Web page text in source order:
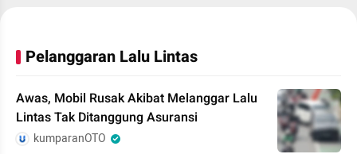
Pelanggaran Lalu Lintas
Awas, Mobil Rusak Akibat Melanggar Lalu
Lintas Tak Ditanggung Asuransi
kumparanOTO